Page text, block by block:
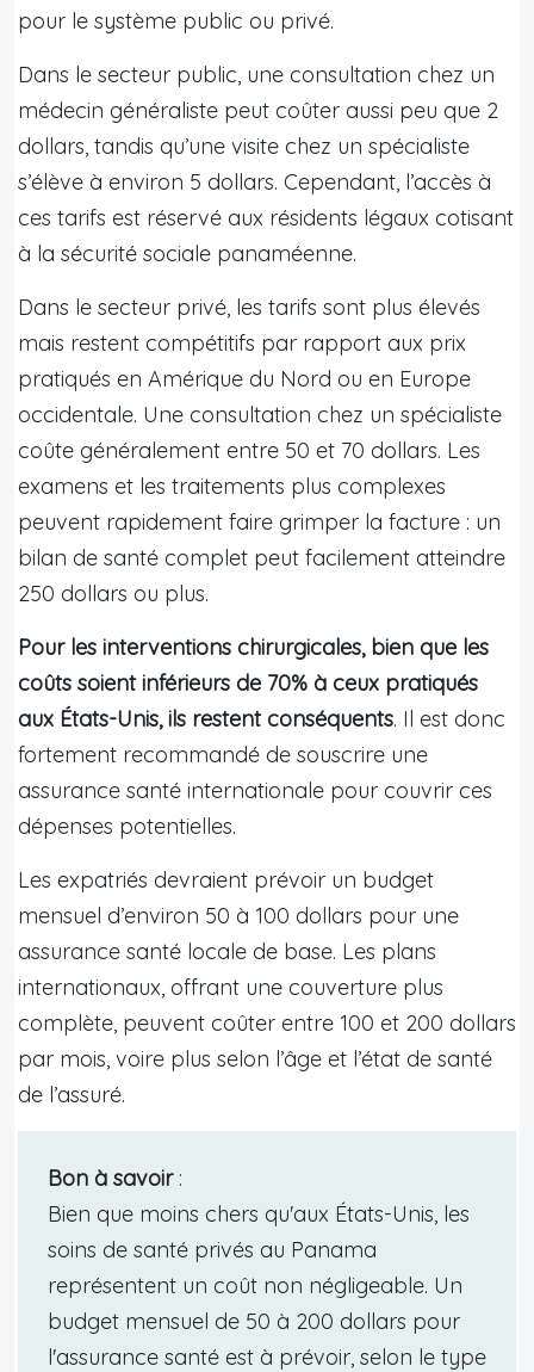
pour le système public ou privé.
Dans le secteur public, une consultation chez un
médecin généraliste peut coûter aussi peu que 2
dollars, tandis qu’une visite chez un spécialiste
s’élève à environ 5 dollars. Cependant, l’accès à
ces tarifs est réservé aux résidents légaux cotisant
à la sécurité sociale panaméenne.
Dans le secteur privé, les tarifs sont plus élevés
mais restent compétitifs par rapport aux prix
pratiqués en Amérique du Nord ou en Europe
occidentale. Une consultation chez un spécialiste
coûte généralement entre 50 et 70 dollars. Les
examens et les traitements plus complexes
peuvent rapidement faire grimper la facture : un
bilan de santé complet peut facilement atteindre
250 dollars ou plus.
Pour les interventions chirurgicales, bien que les
coûts soient inférieurs de 70% à ceux pratiqués
aux États-Unis, ils restent conséquents. Il est donc
fortement recommandé de souscrire une
assurance santé internationale pour couvrir ces
dépenses potentielles.
Les expatriés devraient prévoir un budget
mensuel d’environ 50 à 100 dollars pour une
assurance santé locale de base. Les plans
internationaux, offrant une couverture plus
complète, peuvent coûter entre 100 et 200 dollars
par mois, voire plus selon l’âge et l’état de santé
de l’assuré.
Bon à savoir:
Bien que moins chers qu'aux États-Unis, les
soins de santé privés au Panama
représentent un coût non négligeable. Un
budget mensuel de 50 à 200 dollars pour
l'assurance santé est à prévoir, selon le type